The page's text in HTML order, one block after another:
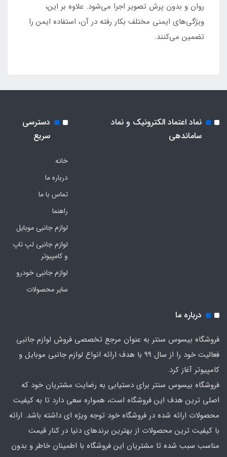
روان و بدون پرش تصویر اجرا می‌شود. علاوه بر این،
ویژگی‌های ایمنی مختلف بکار رفته در آن، استفاده ایمن را
تضمین می‌کنند.
نماد اعتماد الکترونیک و نماد
ساماندهی
دسترسی
سریع
خانه
درباره ما
تماس با ما
راهنما
لوازم جانبی موبایل
لوازم جانبی لپ تاپ
و کامپیوتر
لوازم جانبی خودرو
سایر محصولات
درباره ما
فروشگاه بیسوس سنتر به عنوان مرجع تخصصی فروش لوازم جانبی
فعالیت خود را از سال 99 با هدف ارائه انواع لوازم جانبی موبایل و
کامپیوتر آغاز کرد.
فروشگاه بیسوس سنتر برای دستیابی به رضایت مشتریان خود که
اصلی‌ ترین هدف این فروشگاه است، همواره سعی دارد تا به کیفیت
محصولات ارائه شده در فروشگاه خود توجه ویژه ای داشته باشد. ارائه
با کیفیت‌ ترین محصولات از بهترین برندهای دنیا در کنار قیمت
مناسب سبب شده تا مشتریان این فروشگاه با اطمینان خاطر و بدون